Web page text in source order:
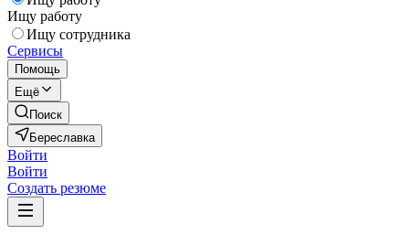
Ищу работу
Ищу сотрудника
Сервисы
Помощь
Ещё
Поиск
Береславка
Войти
Войти
Создать резюме